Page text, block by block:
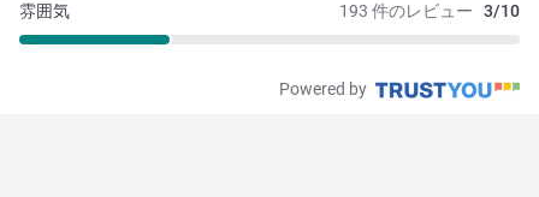
193 件のレビュー 3/10
雰囲気
Powered by